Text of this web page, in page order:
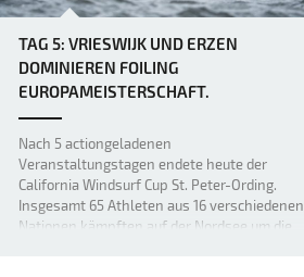
TAG 5: VRIESWIJK UND ERZEN
DOMINIEREN FOILING
EUROPAMEISTERSCHAFT.
Nach 5 actiongeladenen
Veranstaltungstagen endete heute der
California Windsurf Cup St. Peter-Ording.
Insgesamt 65 Athleten aus 16 verschiedenen
Nationen kämpften auf der Nordsee um die